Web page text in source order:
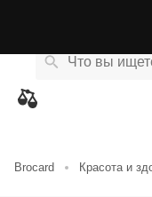
Brocard Красота и